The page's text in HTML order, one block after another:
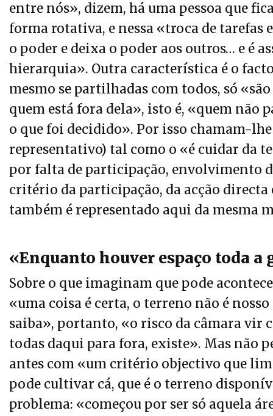
entre nós», dizem, há uma pessoa que
forma rotativa, e nessa «troca de tarefas
o poder e deixa o poder aos outros… e é
hierarquia». Outra característica é o
mesmo se partilhadas com todos, só
quem está fora dela», isto é, «quem não
o que foi decidido». Por isso chamam-
representativo) tal como o «é cuidar da
por falta de participação, envolvimento
critério da participação, da acção
também é representado aqui da mesma
«Enquanto houver espaço toda a
Sobre o que imaginam que pode
«uma coisa é certa, o terreno não é
saiba», portanto, «o risco da câmara vir
todas daqui para fora, existe». Mas não
antes com «um critério objectivo que
pode cultivar cá, que é o terreno
problema: «começou por ser só aquela